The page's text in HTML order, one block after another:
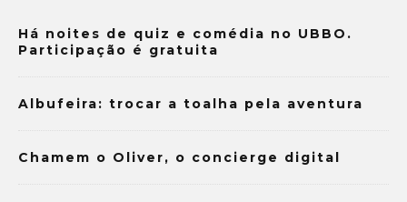
Há noites de quiz e comédia no UBBO.
Participação é gratuita
Albufeira: trocar a toalha pela aventura
Chamem o Oliver, o concierge digital